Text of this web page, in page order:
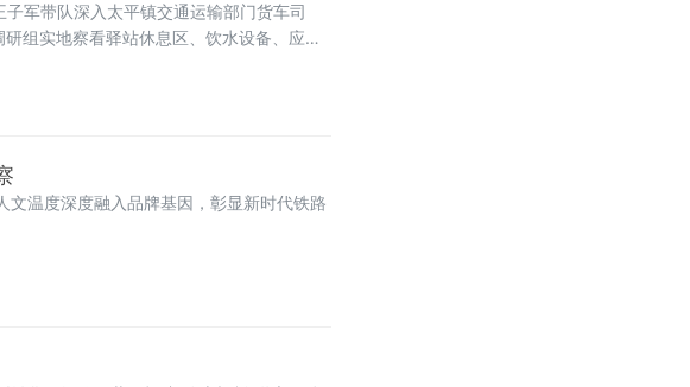
军带队深入太平镇交通运输部门货车司
组实地察看驿站休息区、饮水设备、应急
温度深度融入品牌基因，彰显新时代铁路